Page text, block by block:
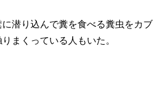
潜り込んで糞を食べる糞虫をカブ
まくっている人もいた。